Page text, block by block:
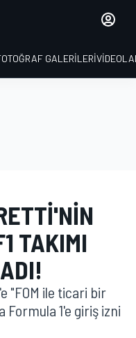
GALERILERI
TAKIMI
"FOM ile ticari bir
Formula 1'e giriş izni